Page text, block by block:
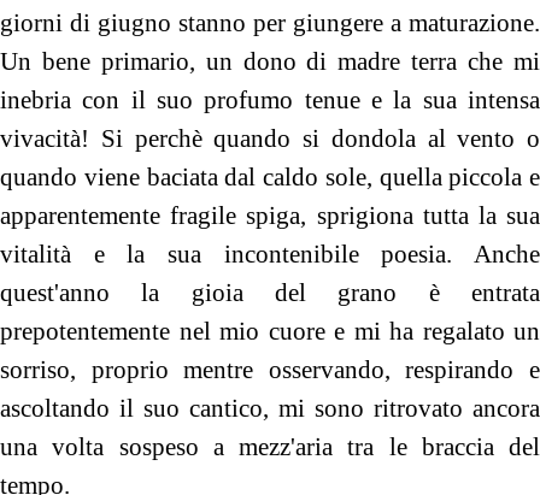
giorni di giugno stanno per giungere a maturazione.
Un bene primario, un dono di madre terra che mi
inebria con il suo profumo tenue e la sua intensa
vivacità! Si perchè quando si dondola al vento o
quando viene baciata dal caldo sole, quella piccola e
apparentemente fragile spiga, sprigiona tutta la sua
vitalità e la sua incontenibile poesia. Anche
quest'anno la gioia del grano è entrata
prepotentemente nel mio cuore e mi ha regalato un
sorriso, proprio mentre osservando, respirando e
ascoltando il suo cantico, mi sono ritrovato ancora
una volta sospeso a mezz'aria tra le braccia del
tempo.